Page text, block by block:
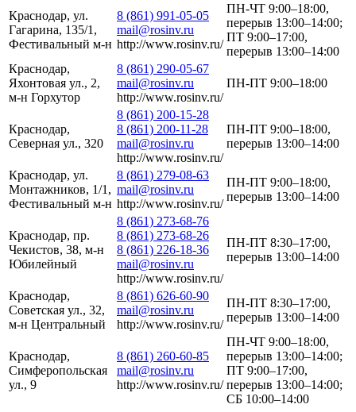
Краснодар, ул.
Гагарина, 135/1,
Фестивальный м-н
8 (861) 991-05-05
mail@rosinv.ru
http://www.rosinv.ru/
ПН-ЧТ 9:00–18:00,
перерыв 13:00–14:00;
ПТ 9:00–17:00,
перерыв 13:00–14:00
Краснодар,
Яхонтовая ул., 2,
м-н Горхутор
8 (861) 290-05-67
mail@rosinv.ru
http://www.rosinv.ru/
ПН-ПТ 9:00–18:00
Краснодар,
Северная ул., 320
8 (861) 200-15-28
8 (861) 200-11-28
mail@rosinv.ru
http://www.rosinv.ru/
ПН-ПТ 9:00–18:00,
перерыв 13:00–14:00
Краснодар, ул.
Монтажников, 1/1,
Фестивальный м-н
8 (861) 279-08-63
mail@rosinv.ru
http://www.rosinv.ru/
ПН-ПТ 9:00–18:00,
перерыв 13:00–14:00
Краснодар, пр.
Чекистов, 38, м-н
Юбилейный
8 (861) 273-68-76
8 (861) 273-68-26
8 (861) 226-18-36
mail@rosinv.ru
http://www.rosinv.ru/
ПН-ПТ 8:30–17:00,
перерыв 13:00–14:00
Краснодар,
Советская ул., 32,
м-н Центральный
8 (861) 626-60-90
mail@rosinv.ru
http://www.rosinv.ru/
ПН-ПТ 8:30–17:00,
перерыв 13:00–14:00
Краснодар,
Симферопольская
ул., 9
8 (861) 260-60-85
mail@rosinv.ru
http://www.rosinv.ru/
ПН-ЧТ 9:00–18:00,
перерыв 13:00–14:00;
ПТ 9:00–17:00,
перерыв 13:00–14:00;
СБ 10:00–14:00